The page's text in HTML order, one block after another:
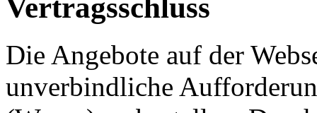
Vertragsschluss
Die Angebote auf der
unverbindliche